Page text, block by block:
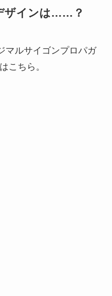
ザインは……？
マルサイゴンプロパガ
こちら。